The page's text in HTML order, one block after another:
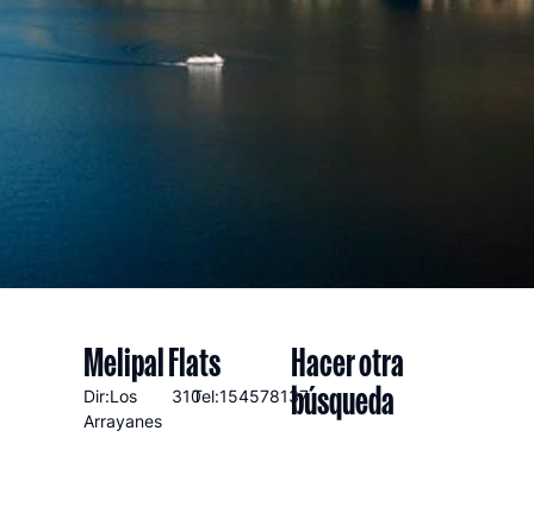
Melipal Flats
Dir:Los
Arrayanes
310Tel:154578137
Hacer otra
búsqueda